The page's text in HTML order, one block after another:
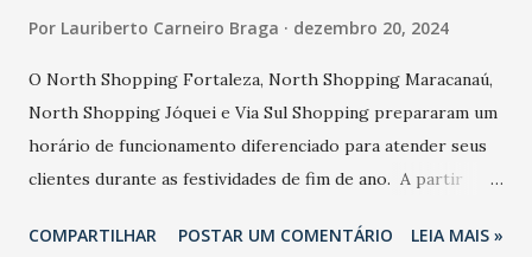
Por Lauriberto Carneiro Braga dezembro 20, 2024
O North Shopping Fortaleza, North Shopping Maracanaú,
North Shopping Jóquei e Via Sul Shopping prepararam um
horário de funcionamento diferenciado para atender seus
clientes durante as festividades de fim de ano. A partir
oferecem opções ampliadas para compras e lazer,
COMPARTILHAR POSTAR UM COMENTÁRIO LEIA MAIS »